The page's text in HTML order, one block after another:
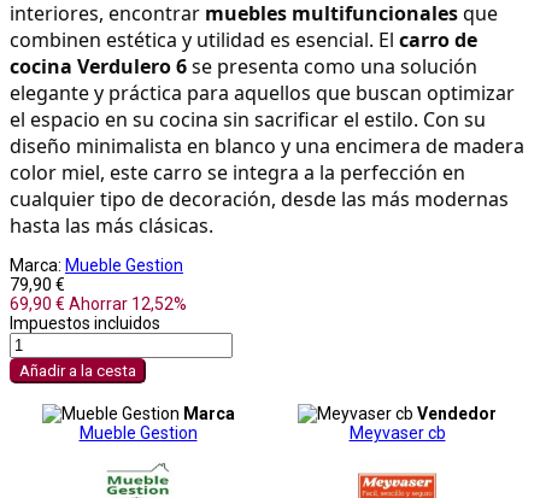
interiores, encontrar muebles multifuncionales que
combinen estética y utilidad es esencial. El carro de
cocina Verdulero 6 se presenta como una solución
elegante y práctica para aquellos que buscan optimizar
el espacio en su cocina sin sacrificar el estilo. Con su
diseño minimalista en blanco y una encimera de madera
color miel, este carro se integra a la perfección en
cualquier tipo de decoración, desde las más modernas
hasta las más clásicas.
Marca: Mueble Gestion
79,90 €
69,90 € Ahorrar 12,52%
Impuestos incluidos
Añadir a la cesta
Marca
Mueble Gestion
Vendedor
Meyvaser cb